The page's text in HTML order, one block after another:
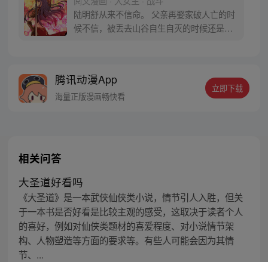
陆明舒从来不信命。 父亲再娶家破人亡的时
候不信，被丢去山谷自生自灭的时候还是不
我亲自去取。 命运若不眷顾，我杀出一条生
路。 天命何妨，我自成凰！
腾讯动漫App
海量正版漫画畅快看
立即下载
相关问答
大圣道好看吗
《大圣道》是一本武侠仙侠类小说，情节引人入胜，但关
于一本书是否好看是比较主观的感受，这取决于读者个人
的喜好，例如对仙侠类题材的喜爱程度、对小说情节架
构、人物塑造等方面的要求等。有些人可能会因为其情
节、...